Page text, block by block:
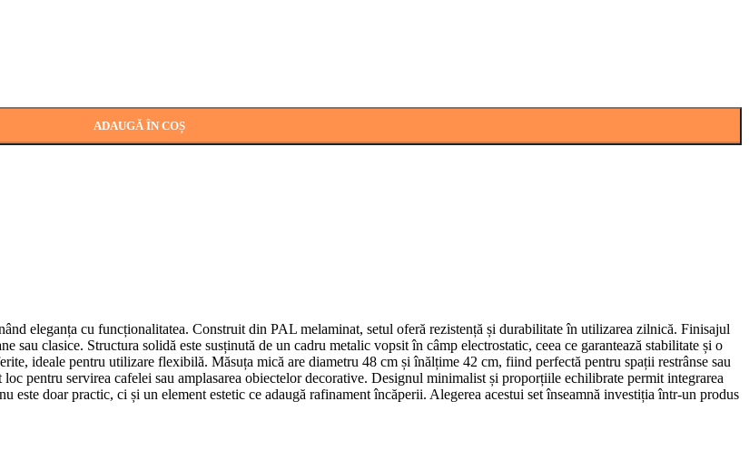
ADAUGĂ ÎN COȘ
eleganța cu funcționalitatea. Construit din PAL melaminat, setul oferă rezistență și durabilitate în utilizarea zilnică. Finisajul
clasice. Structura solidă este susținută de un cadru metalic vopsit în câmp electrostatic, ceea ce garantează stabilitate și o
ideale pentru utilizare flexibilă. Măsuța mică are diametru 48 cm și înălțime 42 cm, fiind perfectă pentru spații restrânse sau
pentru servirea cafelei sau amplasarea obiectelor decorative. Designul minimalist și proporțiile echilibrate permit integrarea
doar practic, ci și un element estetic ce adaugă rafinament încăperii. Alegerea acestui set înseamnă investiția într-un produs